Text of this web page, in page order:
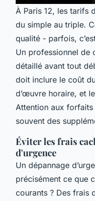
À Paris 12, les tarifs
du simple au triple.
qualité - parfois,
Un professionnel de
détaillé avant tout
doit inclure le coût
d’œuvre horaire, et
Attention aux
souvent des
Éviter les frais
d'urgence
Un dépannage
précisément ce que
courants ? Des frais